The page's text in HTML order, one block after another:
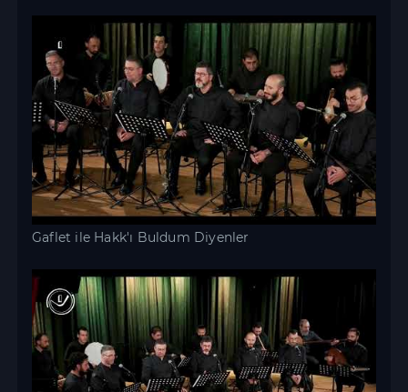
Gaflet ile Hakk'ı Buldum Diyenler